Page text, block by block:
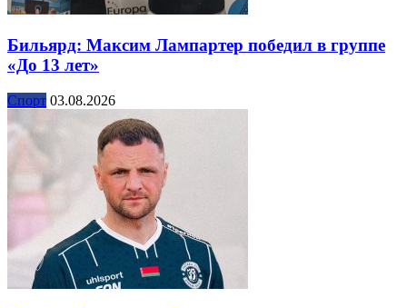
Бильярд: Максим Лампартер победил в группе
«До 13 лет»
Спорт 03.08.2026